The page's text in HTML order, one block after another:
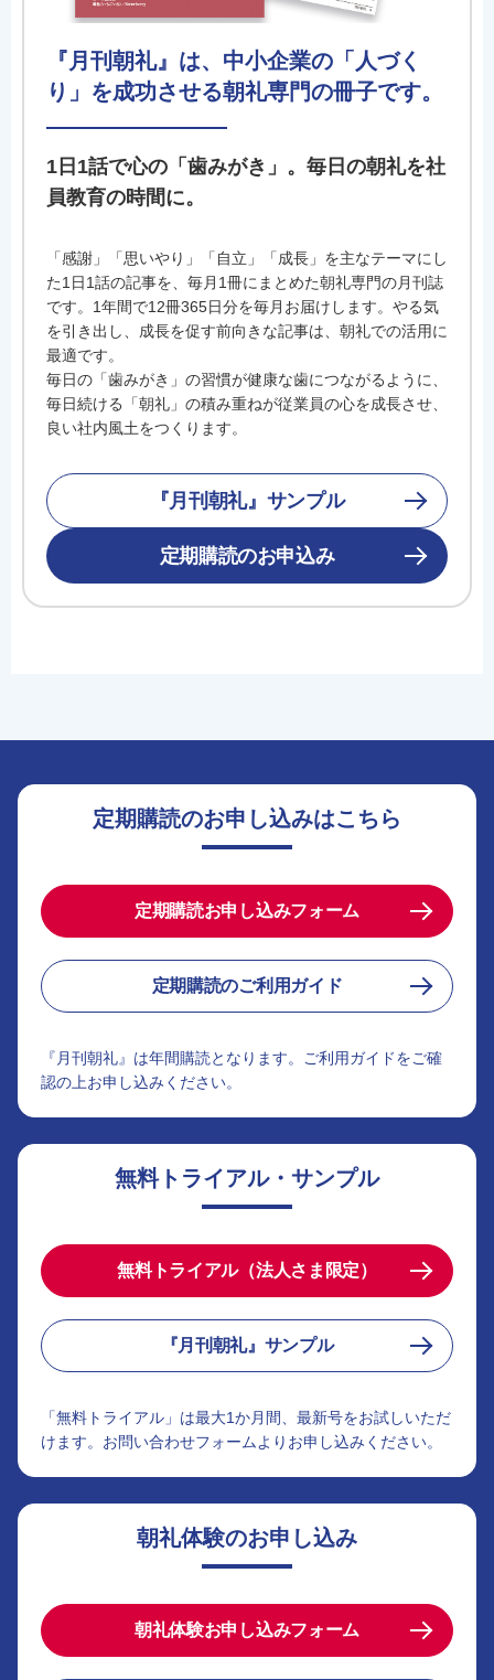
『月刊朝礼』は、中小企業の「人づく
り」を成功させる朝礼専門の冊子です。
1日1話で心の「歯みがき」。毎日の朝礼を社
員教育の時間に。
「感謝」「思いやり」「自立」「成長」を主なテーマにし
た1日1話の記事を、毎月1冊にまとめた朝礼専門の月刊誌
です。1年間で12冊365日分を毎月お届けします。やる気
を引き出し、成長を促す前向きな記事は、朝礼での活用に
最適です。
毎日の「歯みがき」の習慣が健康な歯につながるように、
毎日続ける「朝礼」の積み重ねが従業員の心を成長させ、
良い社内風土をつくります。
『月刊朝礼』サンプル
定期購読のお申込み
定期購読のお申し込みはこちら
定期購読お申し込みフォーム
定期購読のご利用ガイド
『月刊朝礼』は年間購読となります。ご利用ガイドをご確
認の上お申し込みください。
無料トライアル・サンプル
無料トライアル（法人さま限定）
『月刊朝礼』サンプル
「無料トライアル」は最大1か月間、最新号をお試しいただ
けます。お問い合わせフォームよりお申し込みください。
朝礼体験のお申し込み
朝礼体験お申し込みフォーム